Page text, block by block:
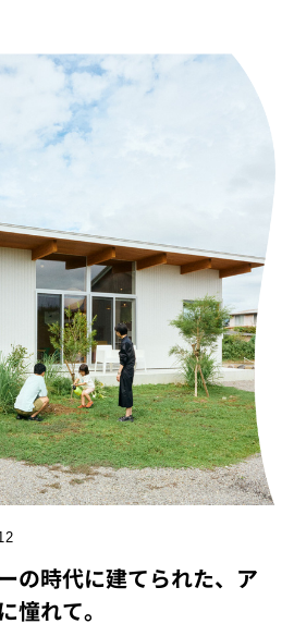
の時代に建てられた、ア
憧れて。